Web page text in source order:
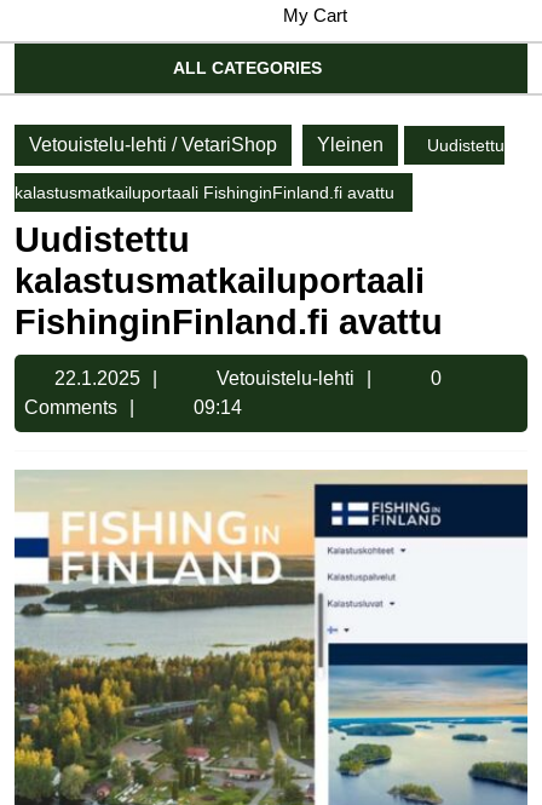
Account
My Cartshopping
cart
ALL CATEGORIES
Vetouistelu-lehti / VetariShop Yleinen Uudistettu
kalastusmatkailuportaali FishinginFinland.fi avattu
Uudistettu
kalastusmatkailuportaali
FishinginFinland.fi avattu
22.1.2025 22.1.2025
Vetouistelu-lehti
Vetouistelu-
0
Comments
09:14